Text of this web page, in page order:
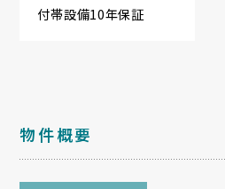
付帯設備10年保証
物件概要